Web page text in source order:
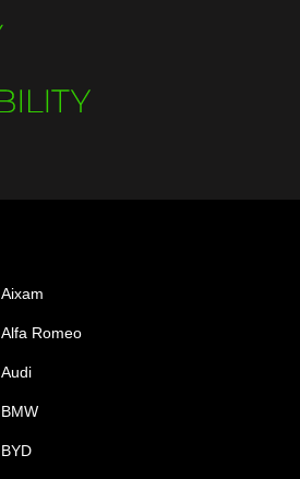
Aixam
Alfa Romeo
Audi
BMW
BYD